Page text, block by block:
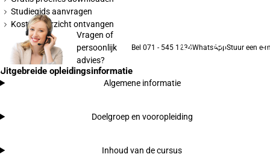
Studiegids aanvragen
Kostenoverzicht ontvangen
Vragen of
persoonlijk
advies?
Bel 071 - 545 1234WhatsAppStuur een e-
Uitgebreide opleidingsinformatie
Algemene informatie
Doelgroep en vooropleiding
Inhoud van de cursus